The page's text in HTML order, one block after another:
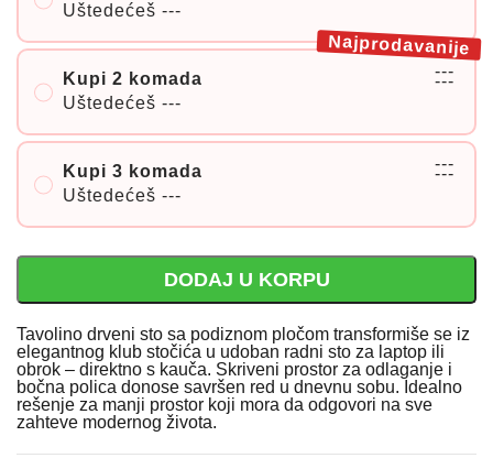
Uštedećeš ---
Kupi 2 komada
Uštedećeš ---
---
---
Najprodavanije
Kupi 3 komada
Uštedećeš ---
---
---
DODAJ U KORPU
Tavolino drveni sto sa podiznom pločom transformiše se iz
elegantnog klub stočića u udoban radni sto za laptop ili
obrok – direktno s kauča. Skriveni prostor za odlaganje i
bočna polica donose savršen red u dnevnu sobu. Idealno
rešenje za manji prostor koji mora da odgovori na sve
zahteve modernog života.